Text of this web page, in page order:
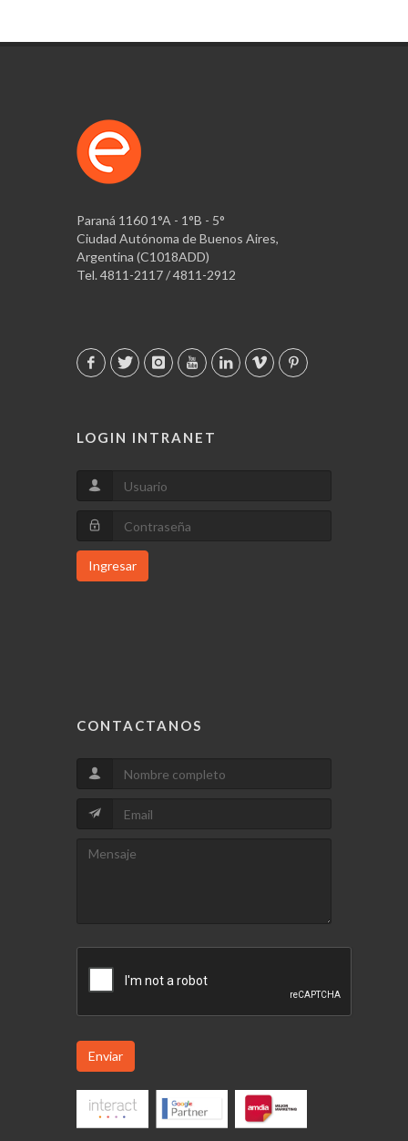
Paraná 1160 1°A - 1°B - 5°
Ciudad Autónoma de Buenos Aires,
Argentina (C1018ADD)
Tel. 4811-2117 / 4811-2912
LOGIN INTRANET
Ingresar
CONTACTANOS
Enviar